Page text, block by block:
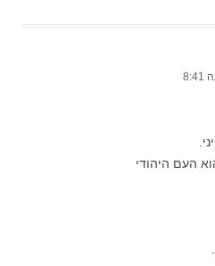
העם היהודי